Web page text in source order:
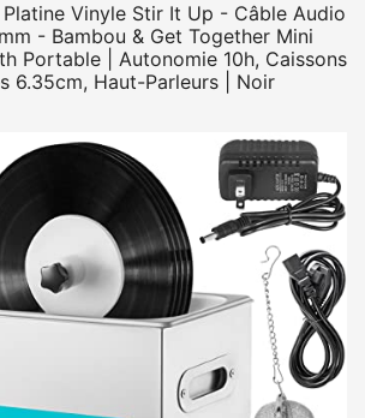
Vinyle Stir It Up - Câble Audio
- Bambou & Get Together Mini
Portable | Autonomie 10h, Caissons
6.35cm, Haut-Parleurs | Noir